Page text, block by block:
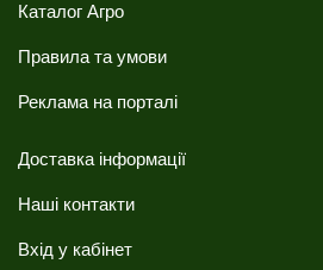
Каталог Агро
Правила та умови
Реклама на порталі
Доставка інформації
Наші контакти
Вхід у кабінет